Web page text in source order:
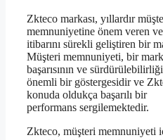
Zkteco markası, yıllardır
memnuniyetine önem veren ve
itibarını sürekli geliştiren bir
Müşteri memnuniyeti, bir
başarısının ve
önemli bir göstergesidir ve
konuda oldukça başarılı bir
performans sergilemektedir.
Zkteco, müşteri memnuniyeti